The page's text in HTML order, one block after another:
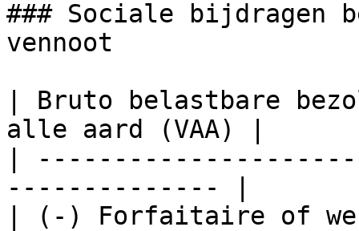
### Sociale bijdragen
vennoot
| Bruto belastbare
alle aard (VAA) |
|
-------------- |
| (-) Forfaitaire of